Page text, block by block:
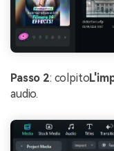
Passo 2: colpito
audio.